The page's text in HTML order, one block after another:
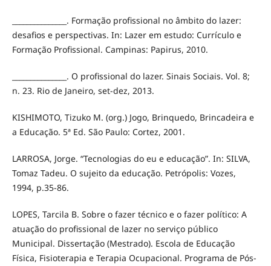
_______________. Formação profissional no âmbito do lazer:
desafios e perspectivas. In: Lazer em estudo: Currículo e
Formação Profissional. Campinas: Papirus, 2010.
_______________. O profissional do lazer. Sinais Sociais. Vol. 8;
n. 23. Rio de Janeiro, set-dez, 2013.
KISHIMOTO, Tizuko M. (org.) Jogo, Brinquedo, Brincadeira e
a Educação. 5ª Ed. São Paulo: Cortez, 2001.
LARROSA, Jorge. “Tecnologias do eu e educação”. In: SILVA,
Tomaz Tadeu. O sujeito da educação. Petrópolis: Vozes,
1994, p.35-86.
LOPES, Tarcila B. Sobre o fazer técnico e o fazer político: A
atuação do profissional de lazer no serviço público
Municipal. Dissertação (Mestrado). Escola de Educação
Física, Fisioterapia e Terapia Ocupacional. Programa de Pós-